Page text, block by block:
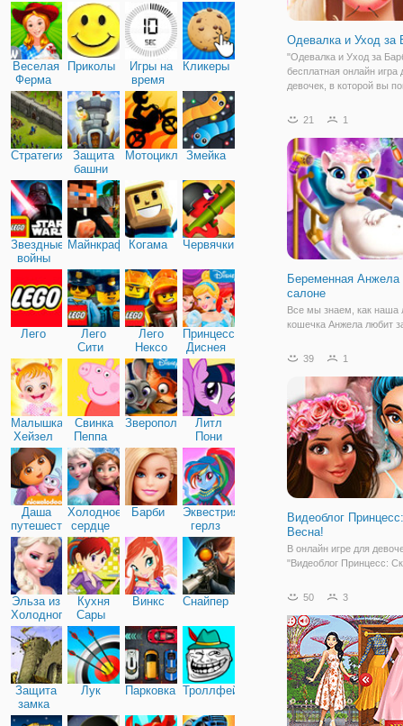
Веселая
Ферма
Приколы
Игры на
время
Кликеры
Стратегия
Защита
башни
МотоциклыЗмейка
Звездные
войны
МайнкрафтКогама Червячки
Лего
Лего
Сити
Лего
Нексо
Найтс
Принцессы
Диснея
Малышка
Хейзел
Свинка
Пеппа
Зверополис
Литл
Пони
Дружба
Даша
путешественница
Холодное
сердце
Барби
Эквестрия
герлз
Эльза из
Холодного
сердца
Кухня
Сары
Винкс Снайпер
Защита
замка
Лук Парковка Троллфейс
Одевалка и Уход за
"Одевалка и Уход за
бесплатная онлайн игра
девочек, в которой вы
Из-за неправильного
кожу и теперь не может
показаться на
21 1
Беременная Анжела
салоне
Все мы знаем, как наша
кошечка Анжела любит
красивый и модный вид.
родит милого ребеночка
мужа Тома. Сегодня
день, когда
39 1
Видеоблог
Весна!
В онлайн игре для
"Видеоблог Принцесс:
ведут свой блог о моде
присоединиться, ведь
готовят новый материал
весеннем стиле.
50 3